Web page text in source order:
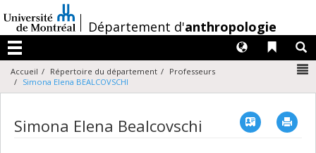
au
contenu
/Département d'anthropologie
Menu
Liens
Langues
Accueil Répertoire du département
Professeurs
Simona Elena BEALCOVSCHI
Simona Elena Bealcovschi Vcard